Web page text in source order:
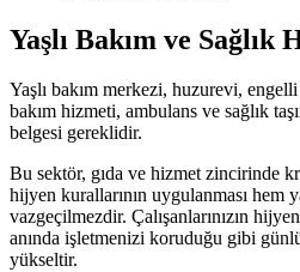
Yaşlı Bakım ve Sağlık
Yaşlı bakım merkezi, huzurevi,
bakım hizmeti, ambulans ve sağlık
belgesi gereklidir.
Bu sektör, gıda ve hizmet zincirinde
hijyen kurallarının uygulanması hem
vazgeçilmezdir. Çalışanlarınızın
anında işletmenizi koruduğu gibi
yükseltir.